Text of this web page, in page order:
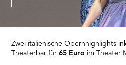
Zwei italienische Opernhighlights
Theaterbar für65 Euro im Theater